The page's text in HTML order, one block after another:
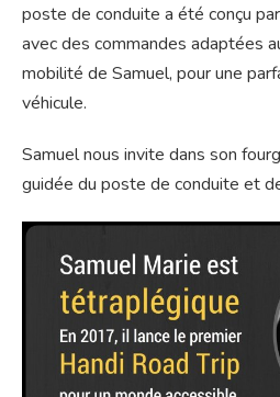
poste de conduite a été conçu
avec des commandes adaptées
mobilité de Samuel, pour une
véhicule.
Samuel nous invite dans son
guidée du poste de conduite et